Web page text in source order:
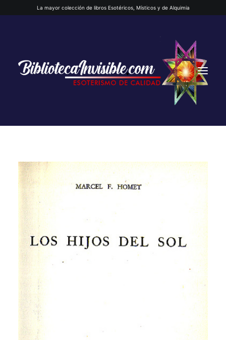
La mayor colección de libros Esotéricos, Místicos y de Alquimia
INICIO
QUIENES SOMOS
CATEGORÍAS
AUTORES DESTACADOS
GLOSARIO